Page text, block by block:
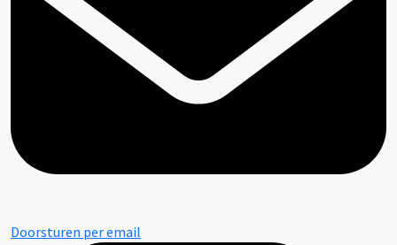
Doorsturen per email